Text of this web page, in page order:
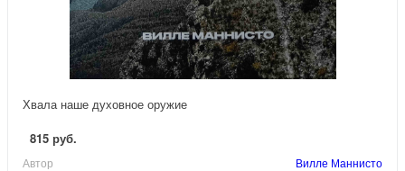
Хвала наше духовное оружие
815 руб.
Автор
Вилле Маннисто